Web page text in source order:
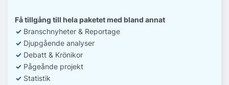
Få tillgång till hela paketet med bland annat
✓ Branschnyheter & Reportage
✓ Djupgående analyser
✓ Debatt & Krönikor
✓ Pågeånde projekt
✓ Statistik